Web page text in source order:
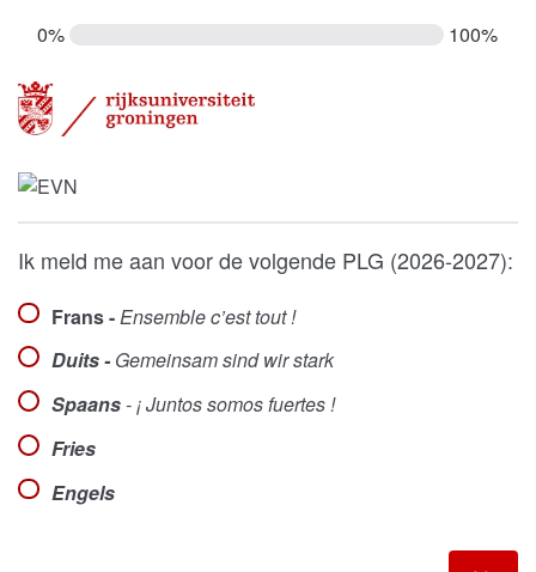
0% 100%
Ik meld me aan voor de volgende PLG (2026-2027):
Frans - Ensemble c’est tout !
Duits -Gemeinsam sind wir stark
Spaans-¡ Juntos somos fuertes !
Fries
Engels